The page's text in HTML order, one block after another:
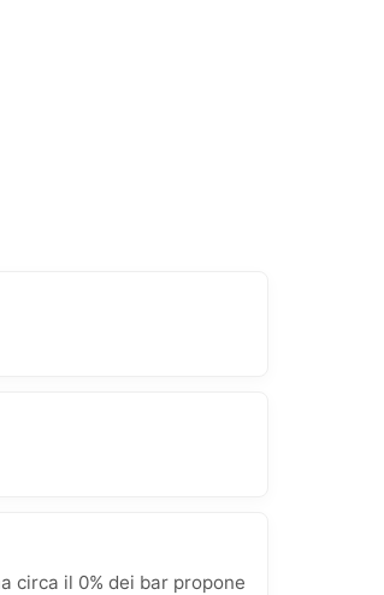
circa il 0% dei bar propone